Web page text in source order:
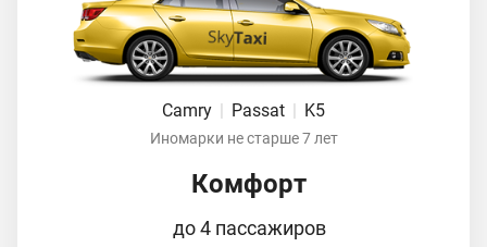
Camry Passat K5
Иномарки не старше 7 лет
Комфорт
до 4 пассажиров